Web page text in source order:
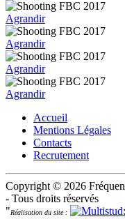
Agrandir
Agrandir
Agrandir
Agrandir
Accueil
Mentions Légales
Contacts
Recrutement
Copyright © 2026
- Tous droits réservés
"Réalisation du site :